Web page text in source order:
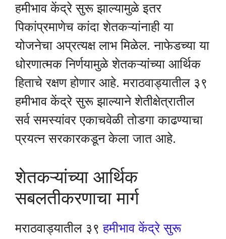
हमीभाव केंद्रे सुरू झाल्यामुळे इतर
पिकांप्रमाणेच कांदा शेतकऱ्यांनाही या
योजनेचा अप्रत्यक्ष लाभ मिळेल. नाफेडच्या या
धोरणात्मक निर्णयामुळे शेतकऱ्यांच्या आर्थिक
हिताचे रक्षण होणार आहे. मराठवाड्यातील ३९
हमीभाव केंद्रे सुरू झाल्याने शेतीक्षेत्रातील
सर्व समस्यांवर एकाचवेळी तोडगा काढण्याचा
प्रयत्न सरकारकडून केला जात आहे.
शेतकऱ्यांच्या आर्थिक
सबलतीकरणाचा मार्ग
मराठवाड्यातील ३९हमीभाव केंद्रे सुरू